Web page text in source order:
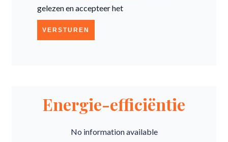
gelezen en accepteer het
VERSTUREN
Energie-efficiëntie
No information available